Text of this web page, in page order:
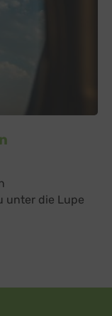
unter die Lupe